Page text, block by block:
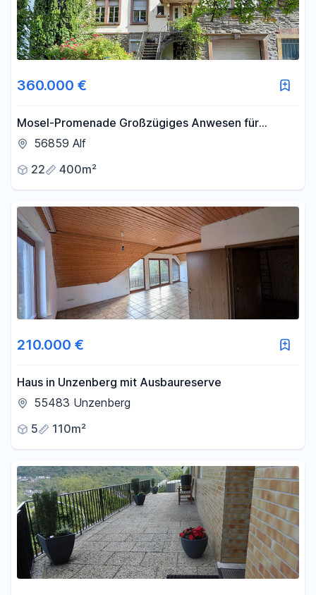
360.000 €
Mosel-Promenade Großzügiges Anwesen für
Individualisten
56859 Alf
22
400m²
210.000 €
Haus in Unzenberg mit Ausbaureserve
55483 Unzenberg
5
110m²